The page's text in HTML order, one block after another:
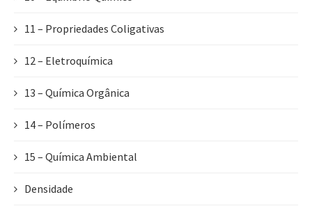
11 – Propriedades Coligativas
12 – Eletroquímica
13 – Química Orgânica
14 – Polímeros
15 – Química Ambiental
Densidade